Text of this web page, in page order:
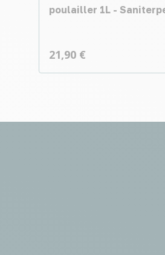
poulailler 1L -
21,90 €